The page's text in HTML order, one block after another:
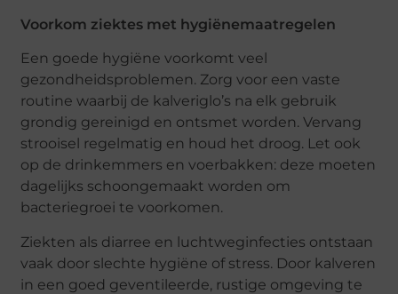
Voorkom ziektes met hygiënemaatregelen
Een goede hygiëne voorkomt veel
gezondheidsproblemen. Zorg voor een vaste
routine waarbij de kalveriglo’s na elk gebruik
grondig gereinigd en ontsmet worden. Vervang
strooisel regelmatig en houd het droog. Let ook
op de drinkemmers en voerbakken: deze moeten
dagelijks schoongemaakt worden om
bacteriegroei te voorkomen.
Ziekten als diarree en luchtweginfecties ontstaan
vaak door slechte hygiëne of stress. Door kalveren
in een goed geventileerde, rustige omgeving te